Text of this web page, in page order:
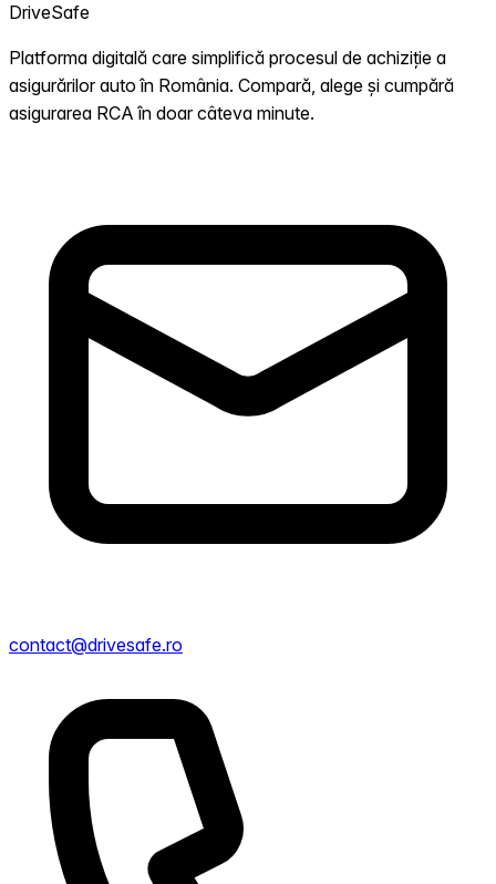
DriveSafe
Platforma digitală care simplifică procesul de achiziție a
asigurărilor auto în România. Compară, alege și cumpără
asigurarea RCA în doar câteva minute.
contact@drivesafe.ro